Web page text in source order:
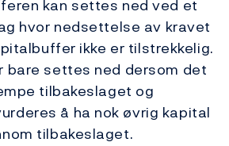
kan settes ned ved et
hvor nedsettelse av kravet
ikke er tilstrekkelig.
bare settes ned dersom det
tilbakeslaget og
å ha nok øvrig kapital
tilbakeslaget.